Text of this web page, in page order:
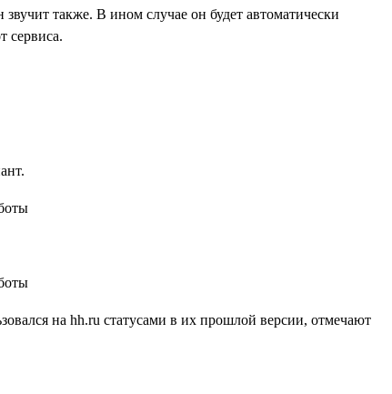
также. В ином случае он будет автоматически
сервиса.
на hh.ru статусами в их прошлой версии, отмечают